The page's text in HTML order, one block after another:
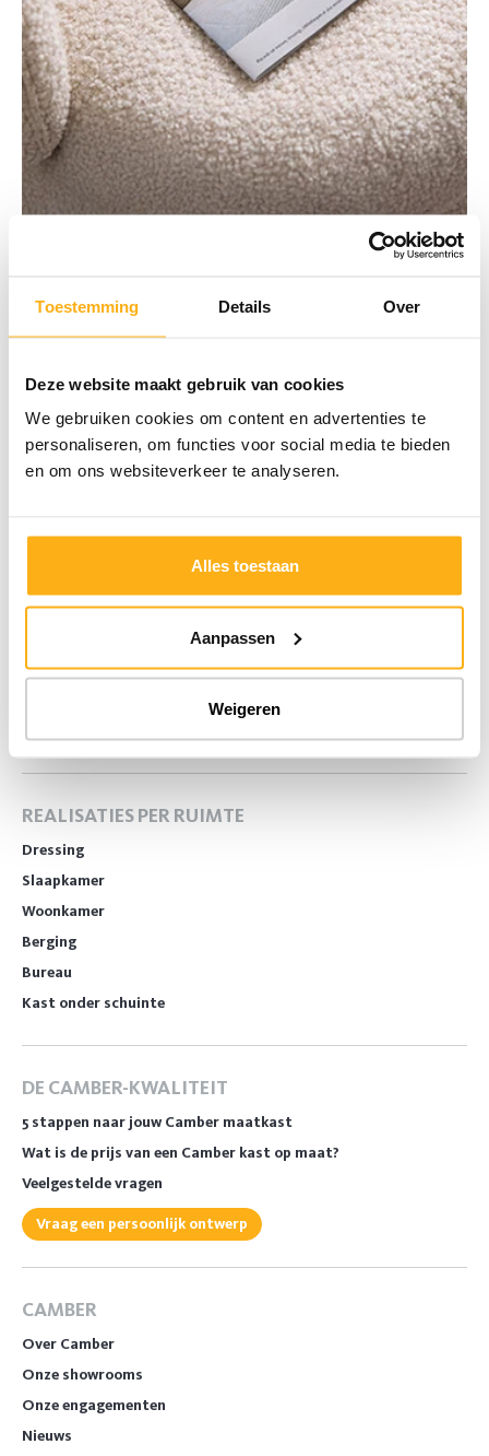
Toestemming Details Over
Deze website maakt gebruik van cookies
We gebruiken cookies om content en advertenties te
personaliseren, om functies voor social media te bieden
en om ons websiteverkeer te analyseren.
Alles toestaan
Aanpassen
Weigeren
Vind inspiratie in onze brochure
Een project in gedachten?
Belgisch vakmanschap.
Download de brochure
LAAT JE INSPIREREN
Camber Magazine
Klantenervaringen
REALISATIES PER RUIMTE
Dressing
Slaapkamer
Woonkamer
Berging
Bureau
Kast onder schuinte
DE CAMBER-KWALITEIT
5 stappen naar jouw Camber maatkast
Wat is de prijs van een Camber kast op maat?
Veelgestelde vragen
Vraag een persoonlijk ontwerp
CAMBER
Over Camber
Onze showrooms
Onze engagementen
Nieuws